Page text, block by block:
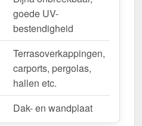
goede UV-
bestendigheid
Terrasoverkappingen,
carports, pergolas,
hallen etc.
Dak- en wandplaat